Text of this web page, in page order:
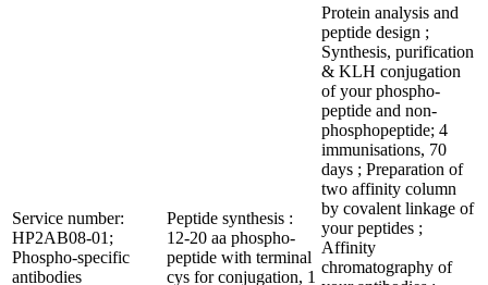
Service number:
HP2AB08-01;
Phospho-specific
antibodies
Peptide synthesis :
12-20 aa phospho-
peptide with terminal
cys for conjugation, 1
Protein analysis and
peptide design ;
Synthesis, purification
& KLH conjugation
of your phospho-
peptide and non-
phosphopeptide; 4
immunisations, 70
days ; Preparation of
two affinity column
by covalent linkage of
your peptides ;
Affinity
chromatography of